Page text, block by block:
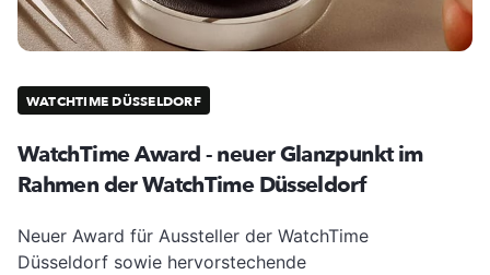
WATCHTIME DÜSSELDORF
WatchTime Award - neuer Glanzpunkt im
Rahmen der WatchTime Düsseldorf
Neuer Award für Aussteller der WatchTime
Düsseldorf sowie hervorstechende